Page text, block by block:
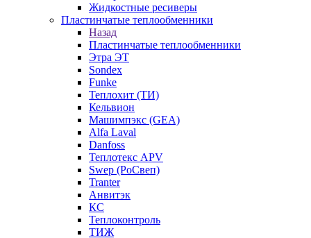
Жидкостные ресиверы
Пластинчатые теплообменники
Назад
Пластинчатые теплообменники
Этра ЭТ
Sondex
Funke
Теплохит (ТИ)
Кельвион
Машимпэкс (GEA)
Alfa Laval
Danfoss
Теплотекс APV
Swep (РоСвеп)
Tranter
Анвитэк
КС
Теплоконтроль
ТИЖ